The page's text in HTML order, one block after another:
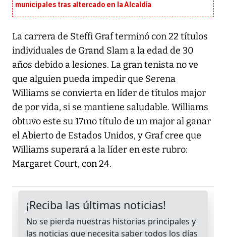
municipales tras altercado en la Alcaldía
La carrera de Steffi Graf terminó con 22 títulos
individuales de Grand Slam a la edad de 30
años debido a lesiones. La gran tenista no ve
que alguien pueda impedir que Serena
Williams se convierta en líder de títulos major
de por vida, si se mantiene saludable. Williams
obtuvo este su 17mo título de un major al ganar
el Abierto de Estados Unidos, y Graf cree que
Williams superará a la líder en este rubro:
Margaret Court, con 24.